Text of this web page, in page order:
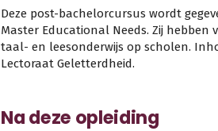
Deze post-bachelorcursus wordt
Master Educational Needs. Zij
taal- en leesonderwijs op scholen.
Lectoraat Geletterdheid.
Na deze opleiding